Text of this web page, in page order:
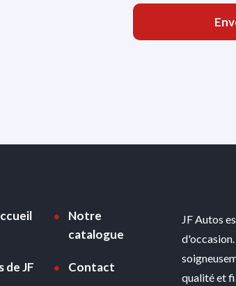
Notre
catalogue
de JF
Contact
JF Autos
qualité et